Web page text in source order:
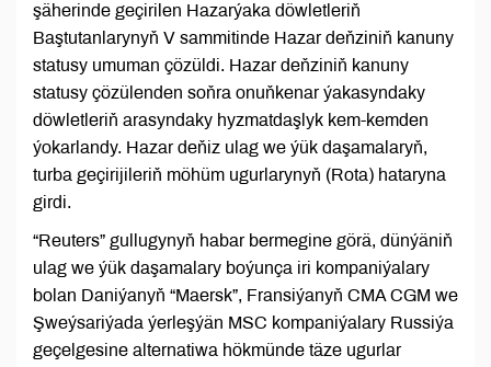
şäherinde geçirilen Hazarýaka döwletleriň
Baştutanlarynyň V sammitinde Hazar deňziniň kanuny
statusy umuman çözüldi. Hazar deňziniň kanuny
statusy çözülenden soňra onuňkenar ýakasyndaky
döwletleriň arasyndaky hyzmatdaşlyk kem-kemden
ýokarlandy. Hazar deňiz ulag we ýük daşamalaryň,
turba geçirijileriň möhüm ugurlarynyň (Rota) hataryna
girdi.
“Reuters” gullugynyň habar bermegine görä, dünýäniň
ulag we ýük daşamalary boýunça iri kompaniýalary
bolan Daniýanyň “Maersk”, Fransiýanyň CMA CGM we
Şweýsariýada ýerleşýän MSC kompaniýalary Russiýa
geçelgesine alternatiwa hökmünde täze ugurlar